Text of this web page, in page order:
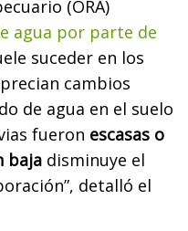
(ORA)
agua por parte de
suceder en los
cambios
de agua en el suelo
fueron escasas o
baja disminuye el
detalló el